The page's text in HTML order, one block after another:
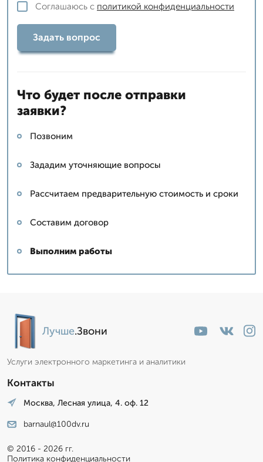
Соглашаюсь с политикой конфиденциальности
Задать вопрос
Что будет после отправки
заявки?
Позвоним
Зададим уточняющие вопросы
Рассчитаем предварительную стоимость и сроки
Составим договор
Выполним работы
Лучше.Звони
Услуги электронного маркетинга и аналитики
Контакты
Москва, Лесная улица, 4. оф. 12
barnaul@100dv.ru
© 2016 - 2026 гг.
Политика конфиденциальности